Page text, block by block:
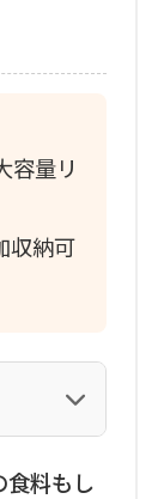
容量リ
収納可
食料もし